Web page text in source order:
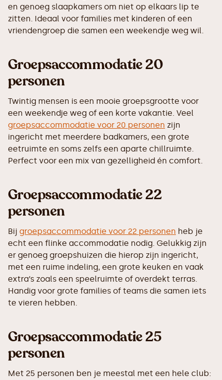
en genoeg slaapkamers om niet op elkaars lip te
zitten. Ideaal voor families met kinderen of een
vriendengroep die samen een weekendje weg wil.
Groepsaccommodatie 20
personen
Twintig mensen is een mooie groepsgrootte voor
een weekendje weg of een korte vakantie. Veel
groepsaccommodatie voor 20 personen zijn
ingericht met meerdere badkamers, een grote
eetruimte en soms zelfs een aparte chillruimte.
Perfect voor een mix van gezelligheid én comfort.
Groepsaccommodatie 22
personen
Bij groepsaccommodatie voor 22 personen heb je
echt een flinke accommodatie nodig. Gelukkig zijn
er genoeg groepshuizen die hierop zijn ingericht,
met een ruime indeling, een grote keuken en vaak
extra’s zoals een speelruimte of overdekt terras.
Handig voor grote families of teams die samen iets
te vieren hebben.
Groepsaccommodatie 25
personen
Met 25 personen ben je meestal met een hele club: